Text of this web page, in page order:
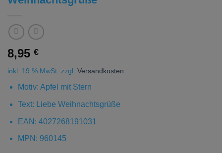
8,95 €
inkl. 19 % MwSt. zzgl. Versandkosten
Motiv: Apfel mit Stern
Text: Liebe Weihnachtsgrüße
EAN: 4027268191031
MPN: 960145